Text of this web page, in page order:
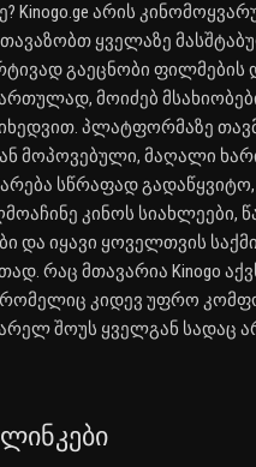
Kinogo.ge არის
ყველაზე
გაეცნობი
მოიძებ
პლატფორმაზე
მოპოვებული, მაღალი
სწრაფად
კინოს სიახლეები,
და იყავი ყოველთვის
რაც მთავარია Kinogo
რომელიც კიდევ უფრო
შოუს ყველგან სადაც